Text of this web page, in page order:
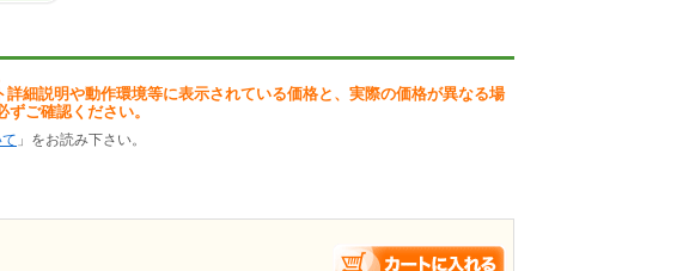
細説明や動作環境等に表示されている価格と、実際の価格が異なる場
ご確認ください。
」をお読み下さい。